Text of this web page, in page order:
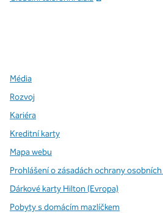
Média
Rozvoj
Kariéra
Kreditní karty
Mapa webu
Prohlášení o zásadách ochrany
Dárkové karty Hilton (Evropa)
Pobyty s domácím mazlíčkem